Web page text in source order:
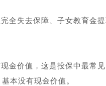
全失去保障、子女教育金提
金价值，这是投保中最常
本没有现金价值。